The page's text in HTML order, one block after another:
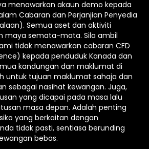
menawarkan akaun demo kepada
Cabaran dan Perjanjian Penyedia
Semua aset dan aktiviti
maya semata-mata. Sila ambil
tidak menawarkan cabaran CFD
kepada penduduk Kanada dan
kandungan dan maklumat di
untuk tujuan maklumat sahaja dan
sebagai nasihat kewangan. Juga,
yang dicapai pada masa lalu
masa depan. Adalah penting
yang berkaitan dengan
tidak pasti, sentiasa berunding
bebas.